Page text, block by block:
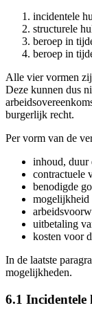
incidentele
structurele
beroep in
beroep in
Alle vier vormen
Deze kunnen dus
burgerlijk recht.
Per vorm van de
inhoud, duur
contractuele
benodigde
mogelijkheid
uitbetaling
kosten voor
In de laatste
mogelijkheden.
6.1 Incidentele